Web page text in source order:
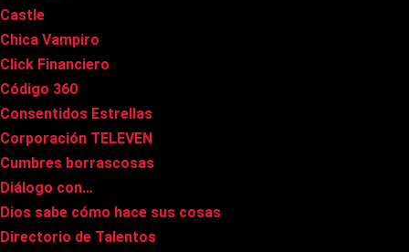
Castle
Chica Vampiro
Click Financiero
Código 360
Consentidos Estrellas
Corporación TELEVEN
Cumbres borrascosas
Diálogo con…
Dios sabe cómo hace sus cosas
Directorio de Talentos